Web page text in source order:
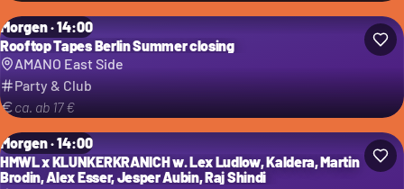
Morgen · 14:00
Rooftop Tapes Berlin Summer closing
AMANO East Side
Party & Club
ca. ab 17 €
Morgen · 14:00
HMWL x KLUNKERKRANICH w. Lex Ludlow, Kaldera, Martin
Brodin, Alex Esser, Jesper Aubin, Raj Shindi